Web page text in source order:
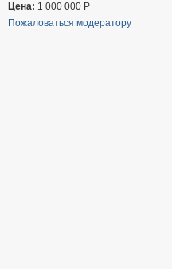
Цена: 1 000 000 Р
Пожаловаться модератору